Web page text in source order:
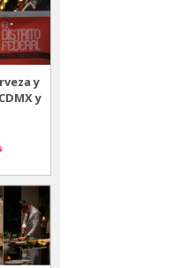
y
y